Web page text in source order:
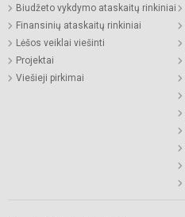
Biudžeto vykdymo ataskaitų rinkiniai
Finansinių ataskaitų rinkiniai
Lėšos veiklai viešinti
Projektai
Viešieji pirkimai